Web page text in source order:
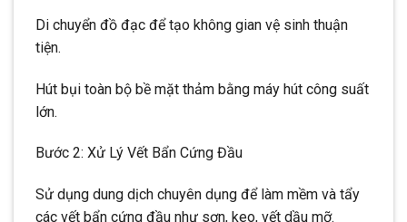
Di chuyển đồ đạc để tạo không gian vệ sinh thuận
tiện.
Hút bụi toàn bộ bề mặt thảm bằng máy hút công suất
lớn.
Bước 2: Xử Lý Vết Bẩn Cứng Đầu
Sử dụng dung dịch chuyên dụng để làm mềm và tẩy
các vết bẩn cứng đầu như sơn, keo, vết dầu mỡ.